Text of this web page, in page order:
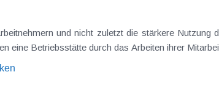
und nicht zuletzt die stärkere
eine Betriebsstätte durch das Arbeiten ihrer